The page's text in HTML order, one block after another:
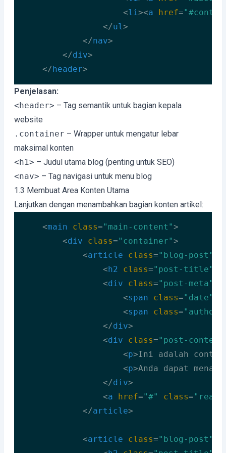
<li><a href=
</ul>
</nav>
</div>
</header>
Code language:
Penjelasan:
<header> – Tag semantik untuk bagian kepala
website
.container – Wrapper untuk mengatur lebar
maksimal konten
<h1> – Judul utama blog (penting untuk SEO)
<nav> – Tag navigasi untuk menu blog
1.3 Membuat Area Konten Utama
Lanjutkan dengan menambahkan bagian konten artikel:
<main class="main-content">
<div class="container">
<article class="blog-post"
<h2 class="post-title"
<div class="post-meta"
<span class="date"
<span class="author"
</div>
<div class="post-
<p>Ini adalah contoh
<p>Anda dapat
</div>
<a href="#" class="read-
</article>
<article class="blog-post"